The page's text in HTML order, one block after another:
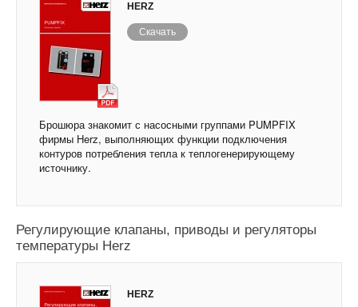
HERZ
Скачать
Брошюра знакомит с насосными группами PUMPFIX
фирмы Herz, выполняющих функции подключения
контуров потребления тепла к теплогенерирующему
источнику.
Регулирующие клапаны, приводы и регуляторы
температуры Herz
HERZ